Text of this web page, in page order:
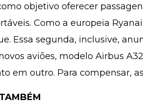
objetivo oferecer
Como a europeia
Essa segunda, inclusive,
aviões, modelo Airbus
em outro. Para compensar,